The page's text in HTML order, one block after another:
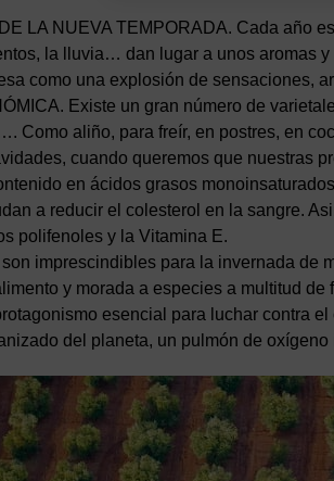
LA NUEVA TEMPORADA. Cada año
la lluvia… dan lugar a unos aromas
como una explosión de sensaciones,
Existe un gran número de
Como aliño, para freír, en postres, en
cuando queremos que nuestras
en ácidos grasos
a reducir el colesterol en la sangre.
polifenoles y la Vitamina E.
imprescindibles para la invernada de
y morada a especies a multitud
esencial para luchar contra
del planeta, un pulmón de oxígeno